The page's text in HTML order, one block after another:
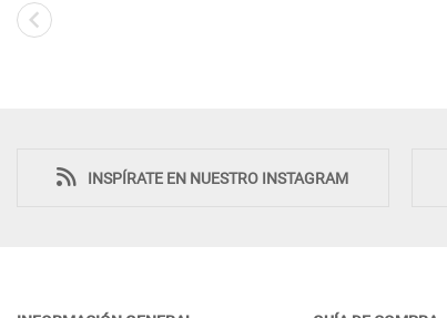
INSPÍRATE EN NUESTRO INSTAGRAM